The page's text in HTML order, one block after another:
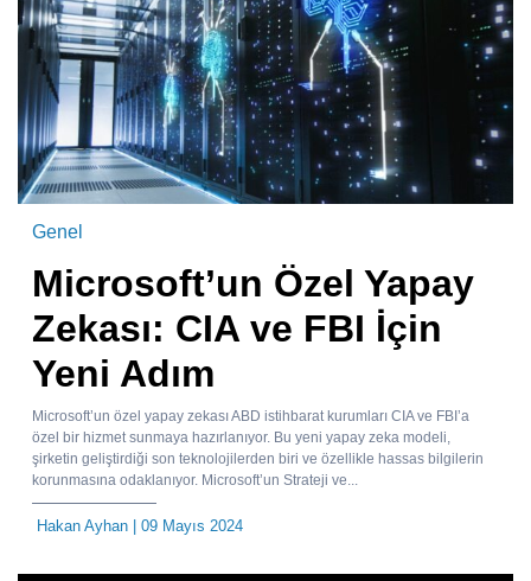
Genel
Microsoft’un Özel Yapay
Zekası: CIA ve FBI İçin
Yeni Adım
Microsoft’un özel yapay zekası ABD istihbarat kurumları CIA ve FBI’a
özel bir hizmet sunmaya hazırlanıyor. Bu yeni yapay zeka modeli,
şirketin geliştirdiği son teknolojilerden biri ve özellikle hassas bilgilerin
korunmasına odaklanıyor. Microsoft’un Strateji ve...
Hakan Ayhan | 09 Mayıs 2024